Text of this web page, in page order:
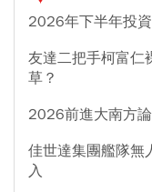
2026年下半年投
友達二把手柯富仁
草？
2026前進大南方
佳世達集團艦隊無
入